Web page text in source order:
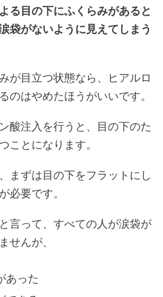
る目の下にふくらみがあると
袋がないように見えてしまう
が目立つ状態なら、ヒアルロ
のはやめたほうがいいです。
酸注入を行うと、目の下のた
ことになります。
まずは目の下をフラットにし
必要です。
言って、すべての人が涙袋が
せんが、
あった